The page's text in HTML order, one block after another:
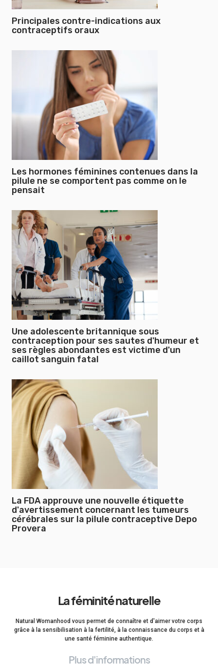
Principales contre-indications aux
contraceptifs oraux
Les hormones féminines contenues dans la
pilule ne se comportent pas comme on le
pensait
Une adolescente britannique sous
contraception pour ses sautes d'humeur et
ses règles abondantes est victime d'un
caillot sanguin fatal
La FDA approuve une nouvelle étiquette
d'avertissement concernant les tumeurs
cérébrales sur la pilule contraceptive Depo
Provera
La féminité naturelle
Natural Womanhood vous permet de connaître et d'aimer votre corps
grâce à la sensibilisation à la fertilité, à la connaissance du corps et à
une santé féminine authentique.
Plus d'informations